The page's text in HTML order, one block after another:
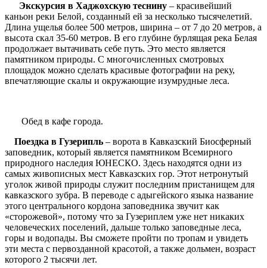
Экскурсия в Хаджохскую теснину – красивейший
каньон реки Белой, созданный ей за несколько тысячелетий.
Длина ущелья более 500 метров, ширина – от 7 до 20 метров, а
высота скал 35-60 метров. В его глубине бурлящая река Белая
продолжает вытачивать себе путь. Это место является
памятником природы. С многочисленных смотровых
площадок можно сделать красивые фотографии на реку,
впечатляющие скалы и окружающие изумрудные леса.
Обед в кафе города.
Поездка в Гузерипль – ворота в Кавказский Биосферный
заповедник, который является памятником Всемирного
природного наследия ЮНЕСКО. Здесь находятся одни из
самых живописных мест Кавказских гор. Этот нетронутый
уголок живой природы служит последним пристанищем для
кавказского зубра. В переводе с адыгейского языка название
этого центрального кордона заповедника звучит как
«сторожевой», потому что за Гузериплем уже нет никаких
человеческих поселений, дальше только заповедные леса,
горы и водопады. Вы сможете пройти по тропам и увидеть
эти места с первозданной красотой, а также дольмен, возраст
которого 2 тысячи лет.